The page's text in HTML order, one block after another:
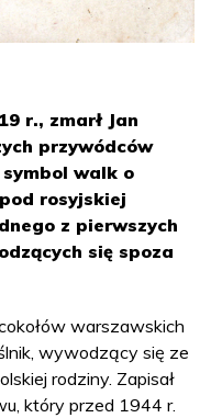
r., zmarł Jan
przywódców
walk o
rosyjskiej
z pierwszych
się spoza
warszawskich
wywodzący się ze
rodziny. Zapisał
który przed 1944 r.